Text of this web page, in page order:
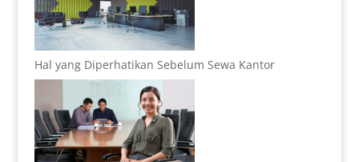
Hal yang Diperhatikan Sebelum Sewa Kantor